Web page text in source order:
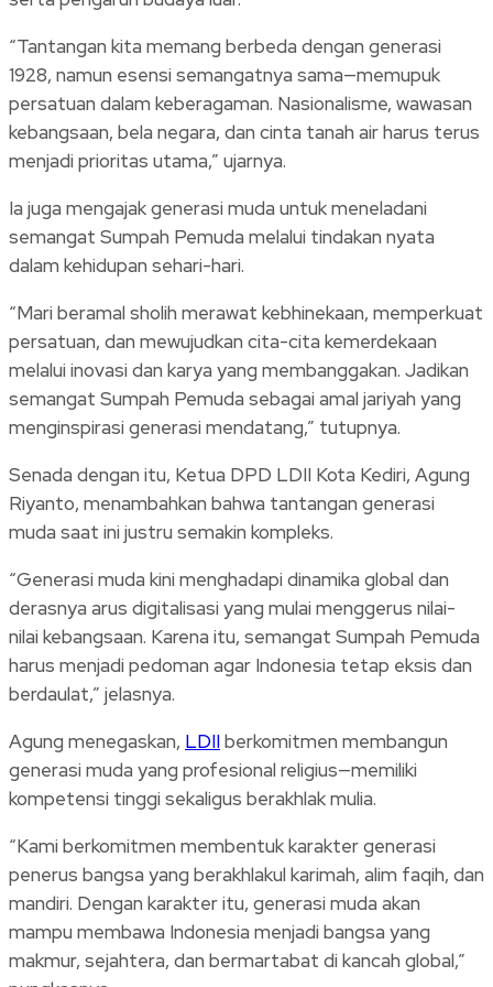
“Tantangan kita memang berbeda dengan generasi
1928, namun esensi semangatnya sama—memupuk
persatuan dalam keberagaman. Nasionalisme, wawasan
kebangsaan, bela negara, dan cinta tanah air harus terus
menjadi prioritas utama,” ujarnya.
Ia juga mengajak generasi muda untuk meneladani
semangat Sumpah Pemuda melalui tindakan nyata
dalam kehidupan sehari-hari.
“Mari beramal sholih merawat kebhinekaan, memperkuat
persatuan, dan mewujudkan cita-cita kemerdekaan
melalui inovasi dan karya yang membanggakan. Jadikan
semangat Sumpah Pemuda sebagai amal jariyah yang
menginspirasi generasi mendatang,” tutupnya.
Senada dengan itu, Ketua DPD LDII Kota Kediri, Agung
Riyanto, menambahkan bahwa tantangan generasi
muda saat ini justru semakin kompleks.
“Generasi muda kini menghadapi dinamika global dan
derasnya arus digitalisasi yang mulai menggerus nilai-
nilai kebangsaan. Karena itu, semangat Sumpah Pemuda
harus menjadi pedoman agar Indonesia tetap eksis dan
berdaulat,” jelasnya.
Agung menegaskan, LDIIberkomitmen membangun
generasi muda yang profesional religius—memiliki
kompetensi tinggi sekaligus berakhlak mulia.
“Kami berkomitmen membentuk karakter generasi
penerus bangsa yang berakhlakul karimah, alim faqih, dan
mandiri. Dengan karakter itu, generasi muda akan
mampu membawa Indonesia menjadi bangsa yang
makmur, sejahtera, dan bermartabat di kancah global,”